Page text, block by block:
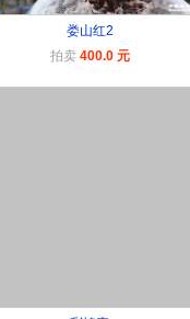
娄山红2
拍卖 400.0 元